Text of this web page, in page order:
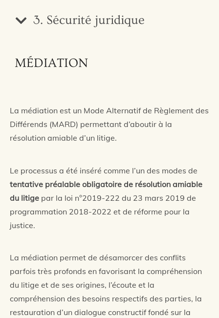
3. Sécurité juridique
MÉDIATION
La médiation est un Mode Alternatif de Règlement des
Différends (MARD) permettant d’aboutir à la
résolution amiable d’un litige.
Le processus a été inséré comme l’un des modes de
tentative préalable obligatoire de résolution amiable
du litige par la loi n°2019-222 du 23 mars 2019 de
programmation 2018-2022 et de réforme pour la
justice.
La médiation permet de désamorcer des conflits
parfois très profonds en favorisant la compréhension
du litige et de ses origines, l’écoute et la
compréhension des besoins respectifs des parties, la
restauration d’un dialogue constructif fondé sur la